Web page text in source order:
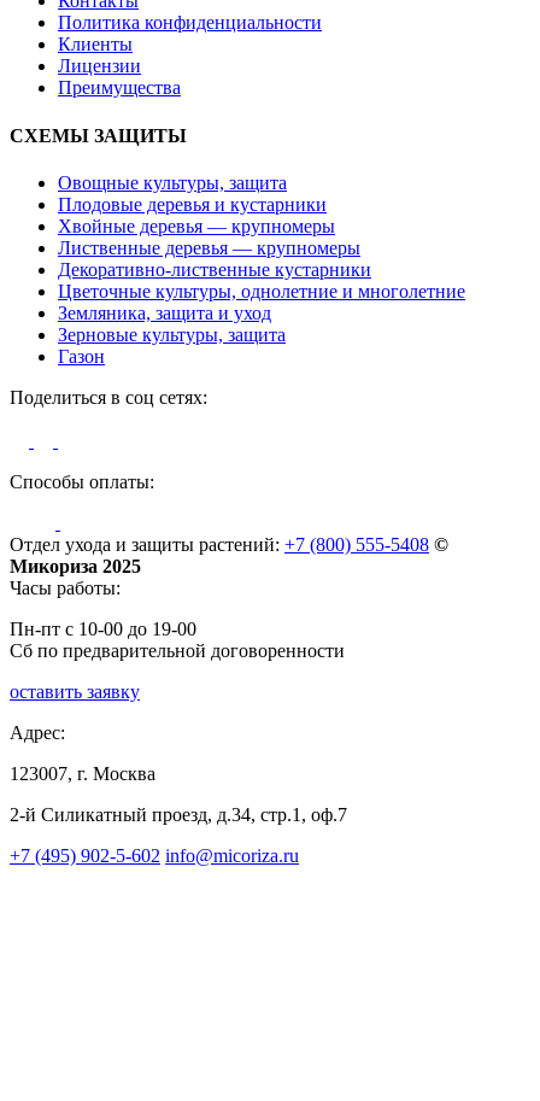
Политика конфиденциальности
Клиенты
Лицензии
Преимущества
СХЕМЫ ЗАЩИТЫ
Овощные культуры, защита
Плодовые деревья и кустарники
Хвойные деревья — крупномеры
Лиственные деревья — крупномеры
Декоративно-лиственные кустарники
Цветочные культуры, однолетние и многолетние
Земляника, защита и уход
Зерновые культуры, защита
Газон
Поделиться в соц сетях:
Способы оплаты:
Отдел ухода и защиты растений: +7 (800) 555-5408 ©
Микориза 2025
Часы работы:
Пн-пт с 10-00 до 19-00
Сб по предварительной договоренности
оставить заявку
Адрес:
123007, г. Москва
2-й Силикатный проезд, д.34, стр.1, оф.7
+7 (495) 902-5-602 info@micoriza.ru